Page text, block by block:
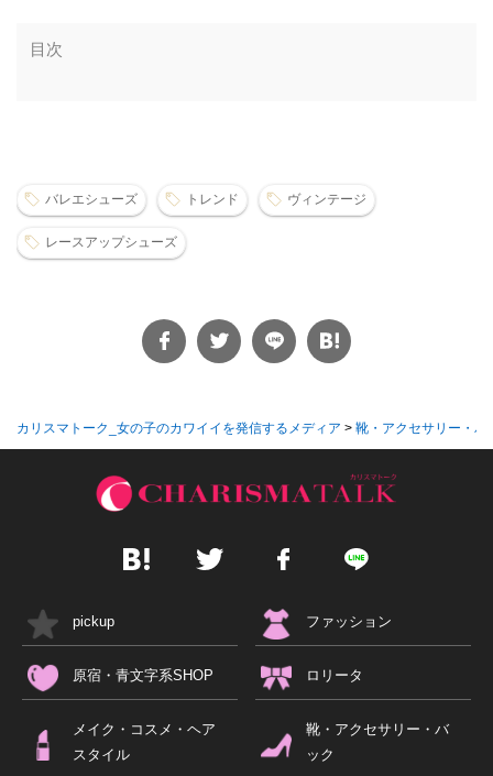
目次
バレエシューズ トレンド ヴィンテージ
レースアップシューズ
カリスマトーク_女の子のカワイイを発信するメディア > 靴・アクセサリー・バ
pickup ファッション
原宿・青文字系SHOP ロリータ
メイク・コスメ・ヘア
スタイル
靴・アクセサリー・バ
ック